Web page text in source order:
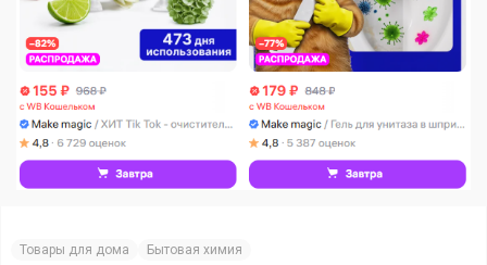
Товары для дома Бытовая химия